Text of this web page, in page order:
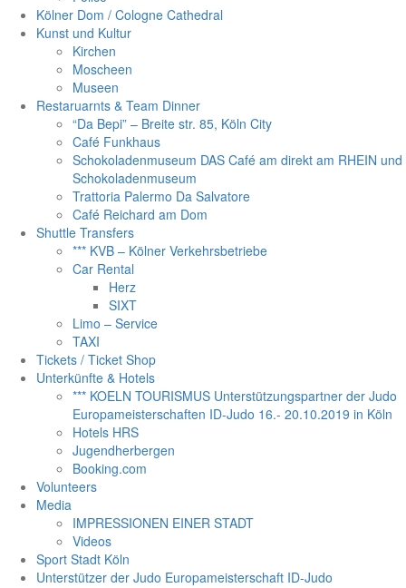
Kölner Dom / Cologne Cathedral
Kunst und Kultur
Kirchen
Moscheen
Museen
Restaruarnts & Team Dinner
“Da Bepi” – Breite str. 85, Köln City
Café Funkhaus
Schokoladenmuseum DAS Café am direkt am RHEIN und
Schokoladenmuseum
Trattoria Palermo Da Salvatore
Café Reichard am Dom
Shuttle Transfers
*** KVB – Kölner Verkehrsbetriebe
Car Rental
Herz
SIXT
Limo – Service
TAXI
Tickets / Ticket Shop
Unterkünfte & Hotels
*** KOELN TOURISMUS Unterstützungspartner der Judo
Europameisterschaften ID-Judo 16.- 20.10.2019 in Köln
Hotels HRS
Jugendherbergen
Booking.com
Volunteers
Media
IMPRESSIONEN EINER STADT
Videos
Sport Stadt Köln
Unterstützer der Judo Europameisterschaft ID-Judo